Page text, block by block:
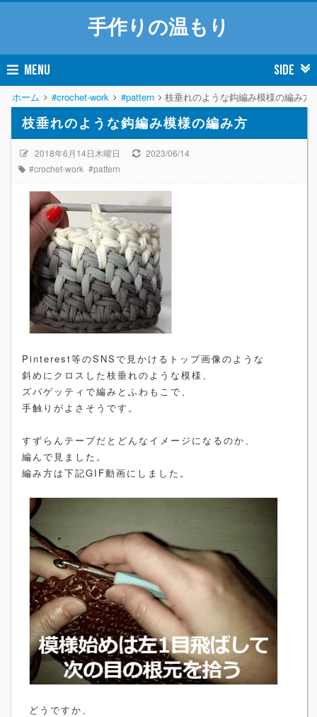
手作りの温もり
MENU SIDE
ホーム #crochet-work #pattern 枝垂れのような鈎編み模様の編み方
枝垂れのような鈎編み模様の編み方
2018年6月14日木曜日
2023/06/14
#crochet-work #pattern
Pinterest等のSNSで見かけるトップ画像のような
斜めにクロスした枝垂れのような模様、
ズパゲッティで編みとふわもこで、
手触りがよさそうです。
すずらんテープだとどんなイメージになるのか、
編んで見ました。
編み方は下記GIF動画にしました。
どうですか、